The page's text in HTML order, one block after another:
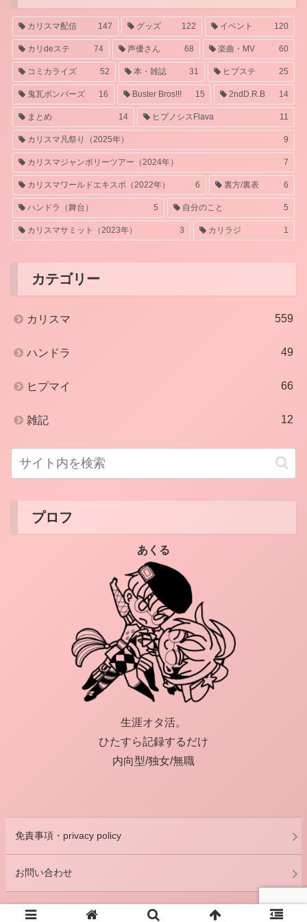
カリスマ配信 147 グッズ 122 イベント 120
カリdeステ 74 声優さん 68 楽曲・MV 60
コミカライズ 52 本・雑誌 31 ヒプステ 25
鬼瓦ボンバーズ 16 Buster Bros!!! 15 2ndD.R.B 14
まとめ 14 ヒプノシスFlava 11
カリスマ凡祭り（2025年） 9
カリスマジャンボリーツアー（2024年） 7
カリスマワールドエキスポ（2022年） 6 裏方/裏表 6
ハンドラ（舞台） 5 自分のこと 5
カリスマサミット（2023年） 3 カリラジ 1
カテゴリー
カリスマ 559
ハンドラ 49
ヒプマイ 66
雑記 12
プロフ
あくる
生涯オタ活。
ひたすら記録するだけ
内向型/独女/無職
免責事項・privacy policy
お問い合わせ